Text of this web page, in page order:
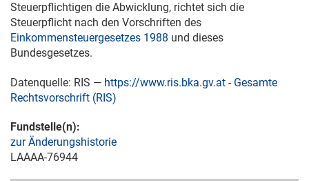
Steuerpflichtigen die Abwicklung, richtet sich die
Steuerpflicht nach den Vorschriften des
Einkommensteuergesetzes 1988 und dieses
Bundesgesetzes.
Datenquelle: RIS — https://www.ris.bka.gv.at - Gesamte
Rechtsvorschrift (RIS)
Fundstelle(n):
zur Änderungshistorie
LAAAA-76944